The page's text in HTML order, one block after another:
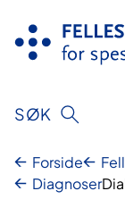
innhold
SØK
Forside
Diagnoser